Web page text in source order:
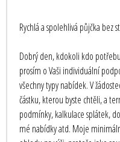
Rychlá a spolehlivá půjčka bez
Dobrý den, kdokoli kdo
prosím o Vaši individuální
všechny typy nabídek. V
částku, kterou byste chtěli, a
podmínky, kalkulace splátek,
mé nabídky atd. Moje